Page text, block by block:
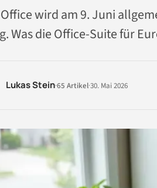
wird am 9. Juni
Was die Office-Suite für
Lukas Stein·65 Artikel·30. Mai 2026